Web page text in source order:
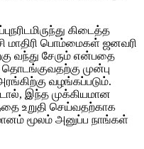
கிடைத்த
மாதிரி பொம்மைகள் ஜனவரி
வந்து சேரும் என்பதை
முன்பு
வழங்கப்படும்.
இந்த முக்கியமான
உறுதி செய்வதற்காக
மூலம் அனுப்ப நாங்கள்